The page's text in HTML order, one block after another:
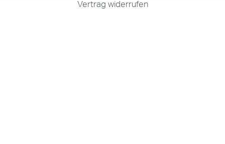
Vertrag widerrufen